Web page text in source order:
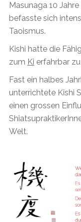
Masunaga 10
befasste sich
Taoismus.
Kishi hatte die
zum Ki erfahrbar
Fast ein halbes
unterrichtete Kishi
einen grossen
Welt.